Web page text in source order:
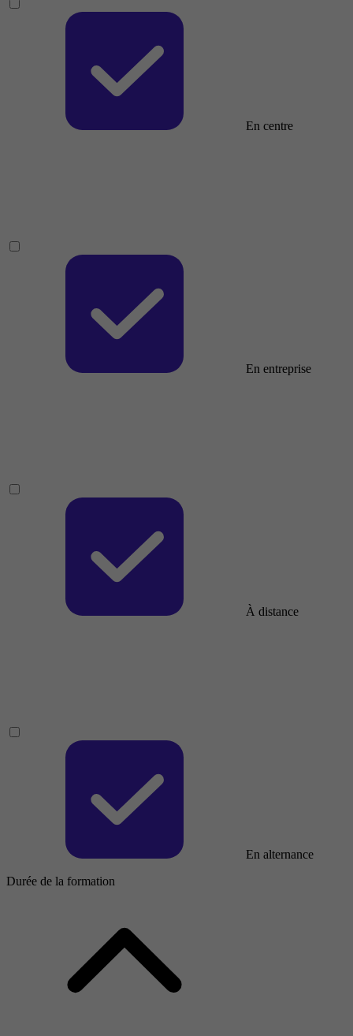
En centre
En entreprise
À distance
En alternance
Durée de la formation